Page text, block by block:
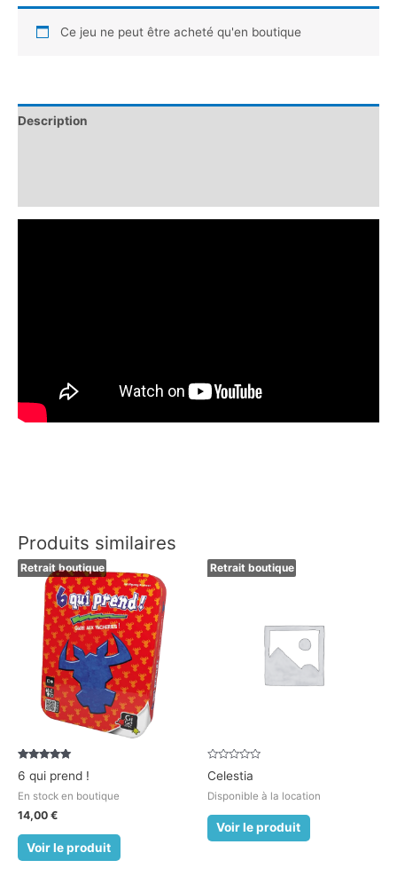
Ce jeu ne peut être acheté qu'en boutique
Description
Produits similaires
Retrait boutique
Note
5.00
6 qui prend !
En stock en boutique
14,00 €
Voir le produit
Retrait boutique
Note
0
5
Celestia
Disponible à la location
Voir le produit